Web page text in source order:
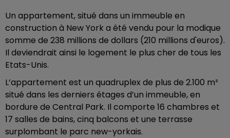
Un appartement, situé dans un immeuble en
construction à New York a été vendu pour la modique
somme de 238 millions de dollars (210 millions d'euros).
Il deviendrait ainsi le logement le plus cher de tous les
Etats-Unis.
L’appartement est un quadruplex de plus de 2.100 m²
situé dans les derniers étages d’un immeuble, en
bordure de Central Park. Il comporte 16 chambres et
17 salles de bains, cinq balcons et une terrasse
surplombant le parc new-yorkais.